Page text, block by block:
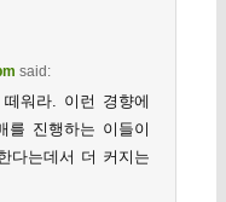
said:
워라. 이런 경향에
진행하는 이들이
다는데서 더 커지는